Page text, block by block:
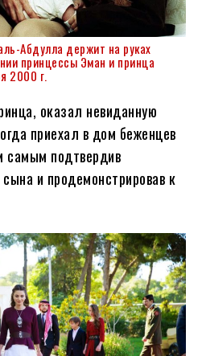
Абдулла держит на руках
принцессы Эман и принца
2000 г.
оказал невиданную
приехал в дом беженцев
самым подтвердив
и продемонстрировав к